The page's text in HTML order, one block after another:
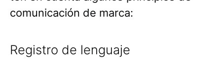
comunicación de marca:
Registro de lenguaje